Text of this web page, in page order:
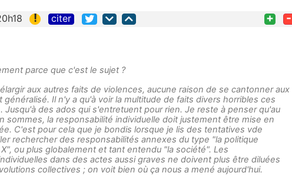
! citer + -
parce que c'est le sujet ?
aux autres faits de violences, aucune raison de se cantonner aux
généralisé. Il n'y a qu'à voir la multitude de faits divers horribles ces
Jusqu'à des ados qui s'entretuent pour rien. Je reste à penser qu'au
sommes, la responsabilité individuelle doit justement être mise en
C'est pour cela que je bondis lorsque je lis des tentatives vde
rechercher des responsabilités annexes du type "la politique
ou plus globalement et tant entendu "la société". Les
dans des actes aussi graves ne doivent plus être diluées
collectives ; on voit bien où ça nous a mené aujourd'hui.